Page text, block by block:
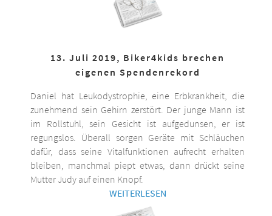
13. Juli 2019, Biker4kids brechen
eigenen Spendenrekord
Daniel hat Leukodystrophie, eine Erbkrankheit, die
zunehmend sein Gehirn zerstört. Der junge Mann ist
im Rollstuhl, sein Gesicht ist aufgedunsen, er ist
regungslos. Überall sorgen Geräte mit Schläuchen
dafür, dass seine Vitalfunktionen aufrecht erhalten
bleiben, manchmal piept etwas, dann drückt seine
Mutter Judy auf einen Knopf.
WEITERLESEN